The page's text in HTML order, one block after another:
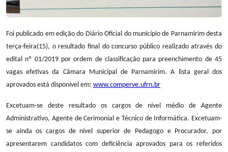
Foi publicado em edição do Diário Oficial do município de Parnamirim desta
terça-feira(15), o resultado final do concurso público realizado através do
edital nº 01/2019 por ordem de classificação para preenchimento de 45
vagas efetivas da Câmara Municipal de Parnamirim. A lista geral dos
aprovados está disponível em: www.comperve.ufrn.br
Excetuam-se deste resultado os cargos de nível médio de Agente
Administrativo, Agente de Cerimonial e Técnico de Informática. Excetuam-
se ainda os cargos de nível superior de Pedagogo e Procurador, por
apresentarem candidatos com deficiência aprovados para os referidos